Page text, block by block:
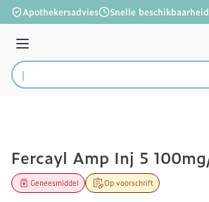
Ga naar de inhoud
Apothekersadvies Snelle beschikbaarheid
Menu
Product, merk, categorie...
Fercayl Amp Inj 5
Op voorschrift
Geneesmiddel